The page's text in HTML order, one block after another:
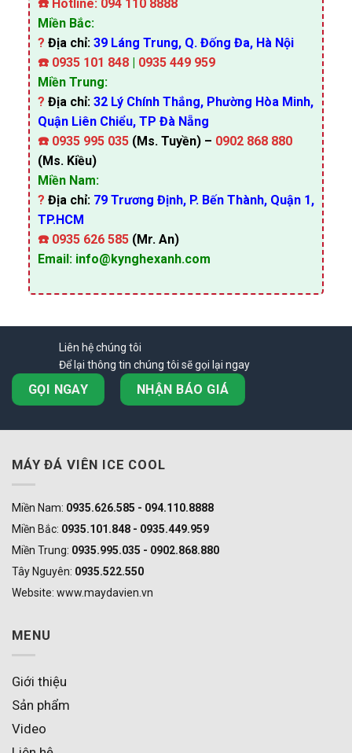
☎️ Hotline: 094 110 8888
Miền Bắc:
? Địa chỉ: 39 Láng Trung, Q. Đống Đa, Hà Nội
☎️ 0935 101 848 | 0935 449 959
Miền Trung:
? Địa chỉ: 32 Lý Chính Thắng, Phường Hòa Minh,
Quận Liên Chiểu, TP Đà Nẵng
☎️ 0935 995 035 (Ms. Tuyền) – 0902 868 880
(Ms. Kiều)
Miền Nam:
? Địa chỉ: 79 Trương Định, P. Bến Thành, Quận 1,
TP.HCM
☎️ 0935 626 585 (Mr. An)
Email: info@kynghexanh.com
Liên hệ chúng tôi
Để lại thông tin chúng tôi sẽ gọi lại ngay
GỌI NGAY NHẬN BÁO GIÁ
MÁY ĐÁ VIÊN ICE COOL
Miền Nam: 0935.626.585 - 094.110.8888
Miền Bắc: 0935.101.848 - 0935.449.959
Miền Trung: 0935.995.035 - 0902.868.880
Tây Nguyên: 0935.522.550
Website: www.maydavien.vn
MENU
Giới thiệu
Sản phẩm
Video